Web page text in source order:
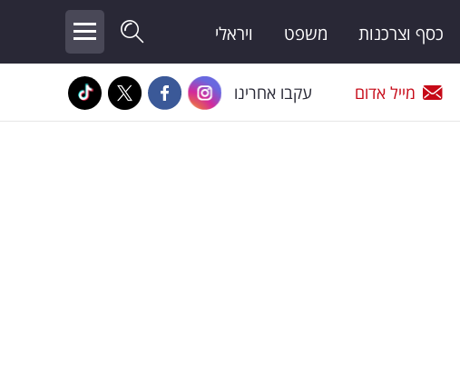
כסף וצרכנות משפט ויראלי
מייל אדום עקבו אחרינו